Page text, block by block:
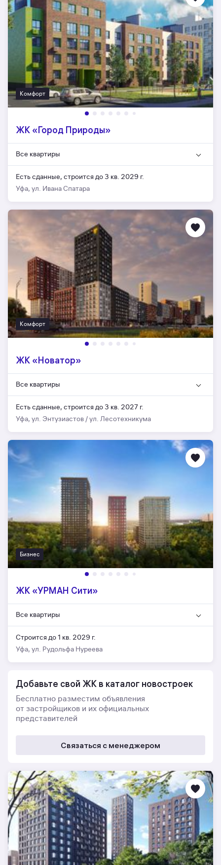
Комфорт
ЖК «Город Природы»
Все квартиры
Есть сданные, строится до 3 кв. 2029 г.
Уфа, ул. Ивана Спатара
Комфорт
ЖК «Новатор»
Все квартиры
Есть сданные, строится до 3 кв. 2027 г.
Уфа, ул. Энтузиастов / ул. Лесотехникума
Бизнес
ЖК «УРМАН Сити»
Все квартиры
Строится до 1 кв. 2029 г.
Уфа, ул. Рудольфа Нуреева
Добавьте свой ЖК в каталог новостроек
Бесплатно разместим объявления
от застройщиков и их официальных
представителей
Связаться с менеджером